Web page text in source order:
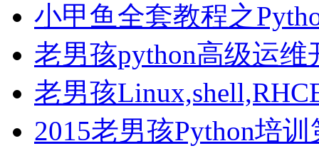
小甲鱼全套教程之
老男孩python高级运
老男孩
2015老男孩Python培